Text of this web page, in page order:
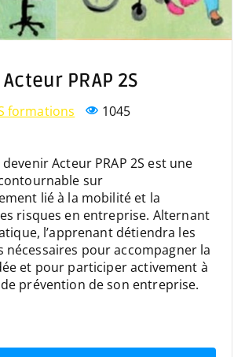
PRAP 2S
formations 1045
Acteur PRAP 2S est une
sur
lié à la mobilité et la
risques en entreprise. Alternant
l’apprenant détiendra les
nécessaires pour accompagner la
et pour participer activement à
prévention de son entreprise.